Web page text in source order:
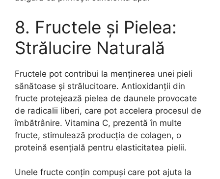
8. Fructele și Pielea:
Strălucire Naturală
Fructele pot contribui la menținerea unei pieli
sănătoase și strălucitoare. Antioxidanții din
fructe protejează pielea de daunele provocate
de radicalii liberi, care pot accelera procesul de
îmbătrânire. Vitamina C, prezentă în multe
fructe, stimulează producția de colagen, o
proteină esențială pentru elasticitatea pielii.
Unele fructe conțin compuși care pot ajuta la